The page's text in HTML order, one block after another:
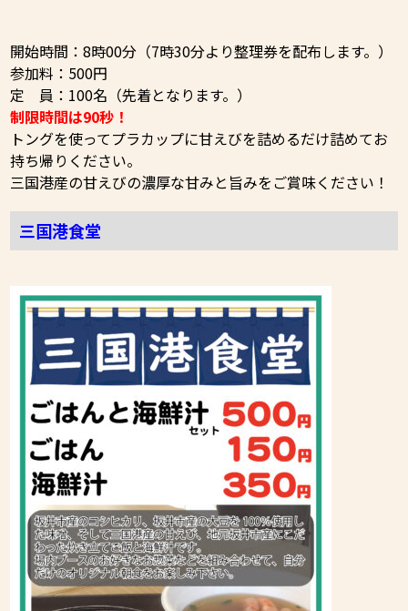
開始時間：8時00分（7時30分より整理券を配布します。）
参加料：500円
定 員：100名（先着となります。）
制限時間は90秒！
トングを使ってプラカップに甘えびを詰めるだけ詰めてお
持ち帰りください。
三国港産の甘えびの濃厚な甘みと旨みをご賞味ください！
三国港食堂